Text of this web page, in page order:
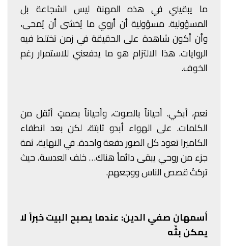
ما يبقيني في هذه المهنة ليس الشجاعة بل
المسؤولية. مسؤولية أن أروي ما يُخشى أن يُمحى،
وأن أكون شاهدة على الحقيقة في زمن تختلط فيه
الروايات. هذا الالتزام هو ما يدفعني للاستمرار رغم
الخوف.
نعم، أبكي. أحياناً بالصوت، وأحياناً بصمتٍ أثقل من
الكلمات. على الهواء أبدو ثابتة، لكن بعد انطفاء
الكاميرا تعود كل الصور دفعة واحدة. في النهاية، ثمة
جزء من روحي يبقى دائماً هناك… خلف العدسة، حيث
تركتُ قصص الناس ووجعهم.
أسمهان صفي الدين: عندما يصبح البيت خبراً لا
يمكن بثّه